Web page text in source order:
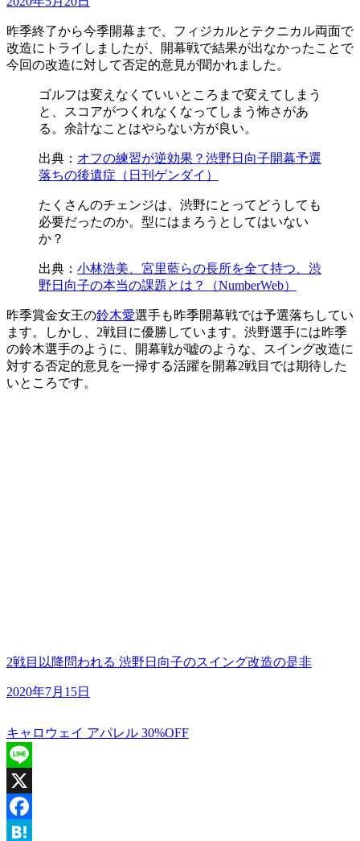
昨季終了から今季開幕まで、フィジカルとテクニカル両面で
改造にトライしましたが、開幕戦で結果が出なかったことで
今回の改造に対して否定的意見が聞かれました。
ゴルフは変えなくていいところまで変えてしまう
と、スコアがつくれなくなってしまう怖さがあ
る。余計なことはやらない方が良い。
出典： オフの練習が逆効果？渋野日向子開幕予選
落ちの後遺症（日刊ゲンダイ）
たくさんのチェンジは、渋野にとってどうしても
必要だったのか。型にはまろうとしてはいない
か？
出典： 小林浩美、宮里藍らの長所を全て持つ、渋
野日向子の本当の課題とは？（NumberWeb）
昨季賞金女王の鈴木愛選手も昨季開幕戦では予選落ちしてい
ます。しかし
、2戦目に優勝しています。渋野選手には昨季
の鈴木選手のように、開幕戦が嘘のような、スイング改造に
対する否定的意見を一掃する活躍を開幕2戦目では期待した
いところです。
2戦目以降問われる 渋野日向子のスイング改造の是非
2020年7月15日
キャロウェイ アパレル 30%OFF
Line
X
Facebook